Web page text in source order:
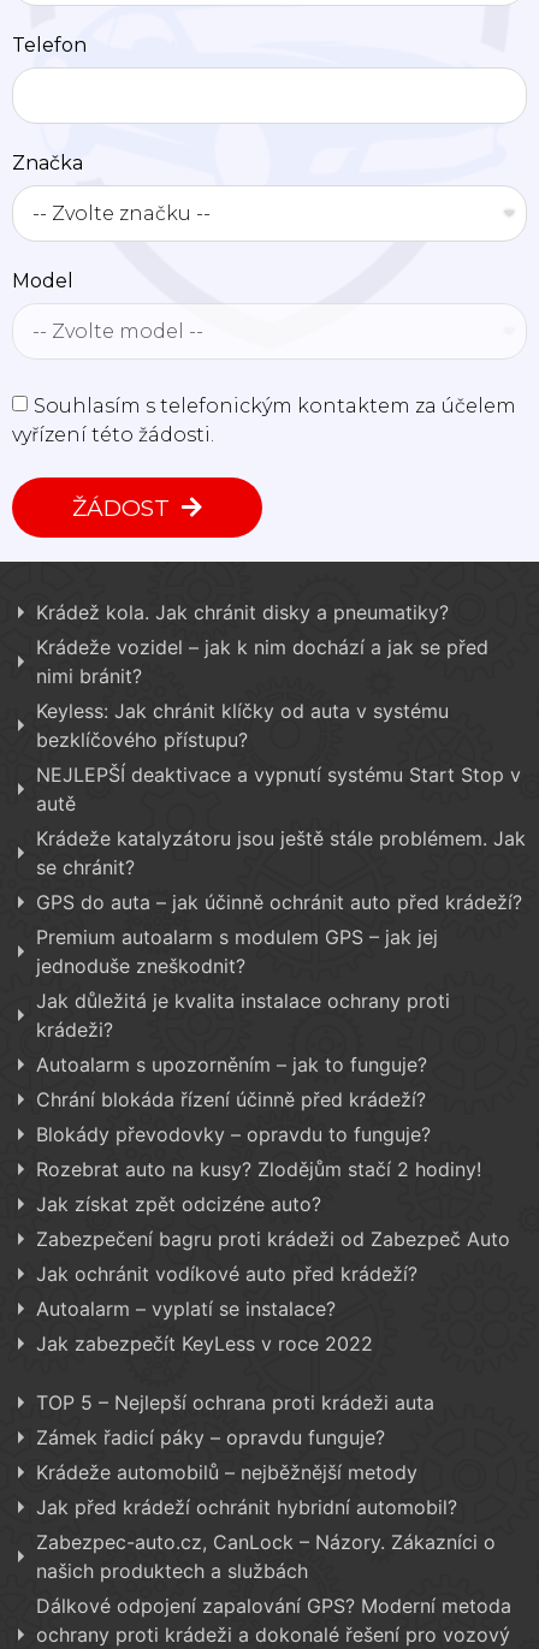
Telefon
Značka
Model
Souhlasím s telefonickým kontaktem za účelem
vyřízení této žádosti.
ŽÁDOST
Krádež kola. Jak chránit disky a pneumatiky?
Krádeže vozidel – jak k nim dochází a jak se před
nimi bránit?
Keyless: Jak chránit klíčky od auta v systému
bezklíčového přístupu?
NEJLEPŠÍ deaktivace a vypnutí systému Start Stop v
autě
Krádeže katalyzátoru jsou ještě stále problémem. Jak
se chránit?
GPS do auta – jak účinně ochránit auto před krádeží?
Premium autoalarm s modulem GPS – jak jej
jednoduše zneškodnit?
Jak důležitá je kvalita instalace ochrany proti
krádeži?
Autoalarm s upozorněním – jak to funguje?
Chrání blokáda řízení účinně před krádeží?
Blokády převodovky – opravdu to funguje?
Rozebrat auto na kusy? Zlodějům stačí 2 hodiny!
Jak získat zpět odcizéne auto?
Zabezpečení bagru proti krádeži od Zabezpeč Auto
Jak ochránit vodíkové auto před krádeží?
Autoalarm – vyplatí se instalace?
Jak zabezpečít KeyLess v roce 2022
TOP 5 – Nejlepší ochrana proti krádeži auta
Zámek řadicí páky – opravdu funguje?
Krádeže automobilů – nejběžnější metody
Jak před krádeží ochránit hybridní automobil?
Zabezpec-auto.cz, CanLock – Názory. Zákazníci o
našich produktech a službách
Dálkové odpojení zapalování GPS? Moderní metoda
ochrany proti krádeži a dokonalé řešení pro vozový